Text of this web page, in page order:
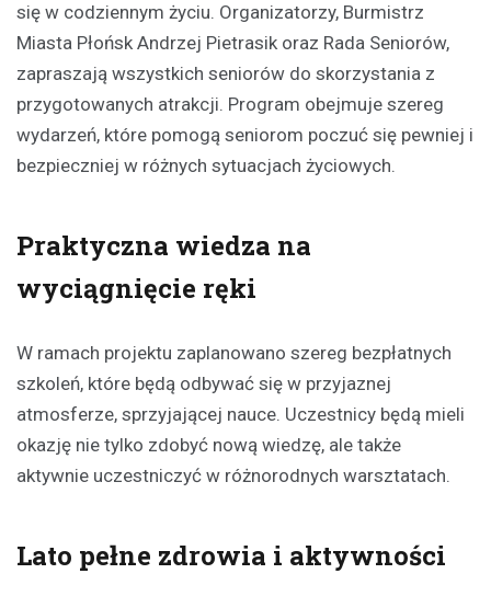
się w codziennym życiu. Organizatorzy, Burmistrz
Miasta Płońsk Andrzej Pietrasik oraz Rada Seniorów,
zapraszają wszystkich seniorów do skorzystania z
przygotowanych atrakcji. Program obejmuje szereg
wydarzeń, które pomogą seniorom poczuć się pewniej i
bezpieczniej w różnych sytuacjach życiowych.
Praktyczna wiedza na
wyciągnięcie ręki
W ramach projektu zaplanowano szereg bezpłatnych
szkoleń, które będą odbywać się w przyjaznej
atmosferze, sprzyjającej nauce. Uczestnicy będą mieli
okazję nie tylko zdobyć nową wiedzę, ale także
aktywnie uczestniczyć w różnorodnych warsztatach.
Lato pełne zdrowia i aktywności